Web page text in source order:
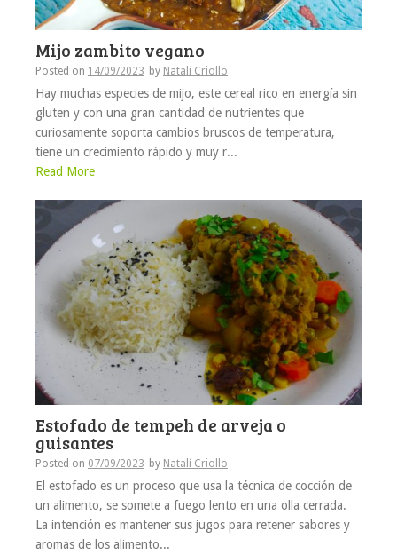
Mijo zambito vegano
Posted on 14/09/2023 by Natalí Criollo
Hay muchas especies de mijo, este cereal rico en energía sin
gluten y con una gran cantidad de nutrientes que
curiosamente soporta cambios bruscos de temperatura,
tiene un crecimiento rápido y muy r...
Read More
Estofado de tempeh de arveja o
guisantes
Posted on 07/09/2023 by Natalí Criollo
El estofado es un proceso que usa la técnica de cocción de
un alimento, se somete a fuego lento en una olla cerrada.
La intención es mantener sus jugos para retener sabores y
aromas de los alimento...